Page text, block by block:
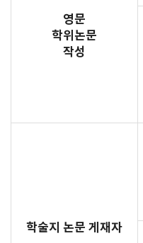
영문
학위논문
작성
학술지 논문 게재자